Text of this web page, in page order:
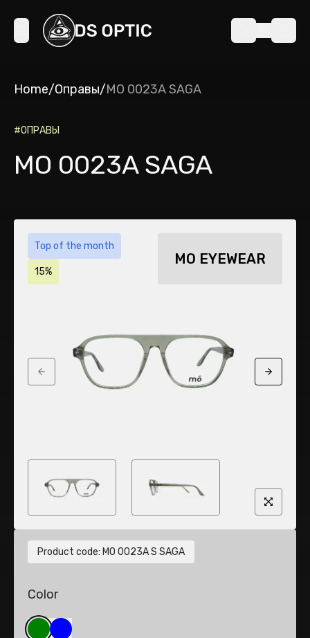
Home/Оправы/MO 0023A SAGA
#ОПРАВЫ
MO 0023A SAGA
Top of the month
15%
MO EYEWEAR
Previous slide Next
Product code: MO 0023A S SAGA
Color